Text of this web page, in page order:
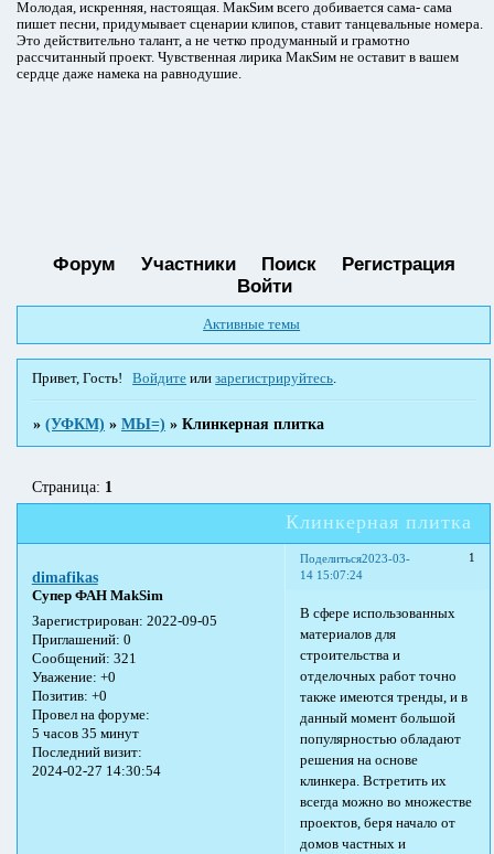
Молодая, искренняя, настоящая. МакSим всего добивается сама- сама
пишет песни, придумывает сценарии клипов, ставит танцевальные номера.
Это действительно талант, а не четко продуманный и грамотно
рассчитанный проект. Чувственная лирика МакSим не оставит в вашем
сердце даже намека на равнодушие.
Форум Участники Поиск
Регистрация
Войти
Активные темы
Привет, Гость! Войдите илизарегистрируйтесь
»(УФКМ) »МЫ=) »Клинкерная плитка
Клинкерная плитка
Страница: 1
Поделиться 1
2023-03-
14 15:07:24
dimafikas
Супер ФАН MakSim
Зарегистрирован: 2022-09-05
Приглашений: 0
Сообщений: 321
Уважение: +0
Позитив: +0
Провел на форуме:
5 часов 35 минут
Последний визит:
2024-02-27 14:30:54
В сфере использованных
материалов для
строительства и
отделочных работ точно
также имеются тренды, и в
данный момент большой
популярностью обладают
решения на основе
клинкера. Встретить их
всегда можно во множестве
проектов, беря начало от
домов частных и